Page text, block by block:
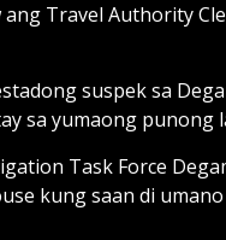
Travel Authority
suspek sa
sa yumaong punong
Task Force
kung saan di